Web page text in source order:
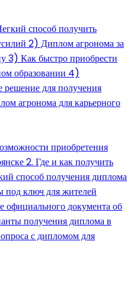
способ получить
2) Диплом агронома за
3) Как быстро приобрести
образовании 4)
для получения
агронома для карьерного
приобретения
2. Где и как получить
способ получения диплома
ключ для жителей
официального документа об
получения диплома в
с дипломом для